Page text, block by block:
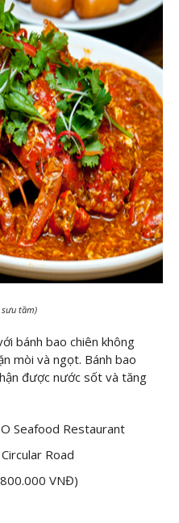
sưu tầm)
bánh bao chiên không
mòi và ngọt. Bánh bao
được nước sốt và tăng
Seafood Restaurant
Road
VNĐ)